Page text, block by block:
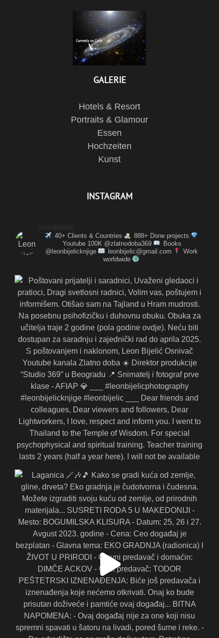
GALERIE
Hotels & Resort
Portraits & Glamour
Essen
Hochzeiten
Kunst
INSTAGRAM
40+ Clients & Countries
888+ Done projects
Youtube 100K @zlatnodoba369
Books
@leonbijelicknjige
leonbijelic@gmail.com
Work
worldwide